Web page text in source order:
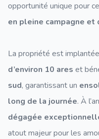
opportunité unique pour
en pleine campagne et
La propriété est
d’environ 10 ares et
sud, garantissant un
long de la journée. À
dégagée
atout majeur pour les